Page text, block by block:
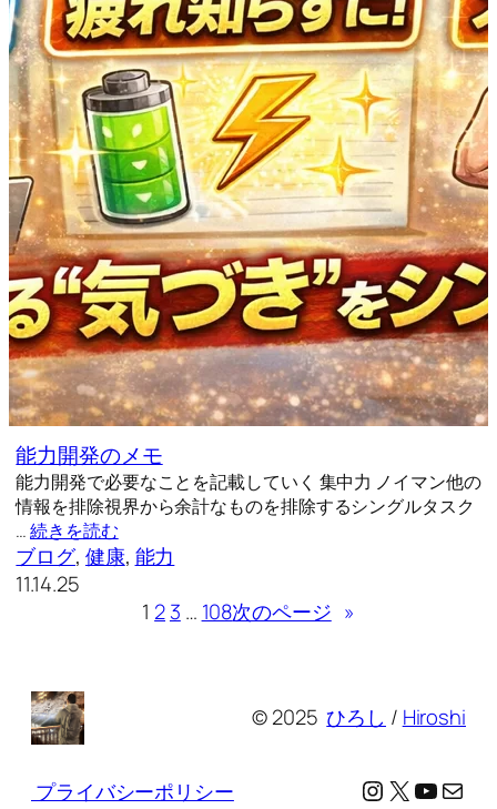
能力開発のメモ
能力開発で必要なことを記載していく 集中力 ノイマン他の
情報を排除視界から余計なものを排除するシングルタスク
…続きを読む
ブログ, 健康, 能力
11.14.25
1 23 … 108次のページ »
© 2025ひろし / Hiroshi
プライバシーポリシー Instagram
X メール